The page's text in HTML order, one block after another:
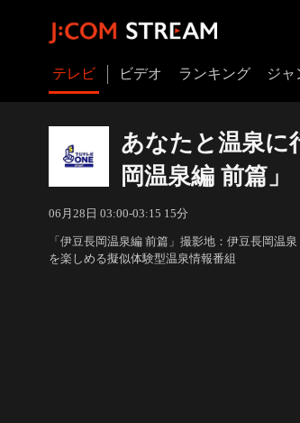
テレビ ビデオ ランキング ジャ
あなたと温泉
岡温泉編 前篇」
06月28日 03:00-03:15 15分
「伊豆長岡温泉編 前篇」撮影地：伊豆長岡温
を楽しめる擬似体験型温泉情報番組